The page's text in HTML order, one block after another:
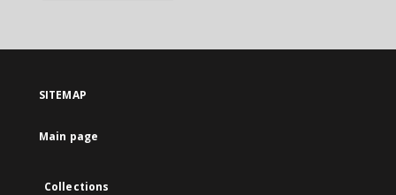
SITEMAP
Main page
Collections